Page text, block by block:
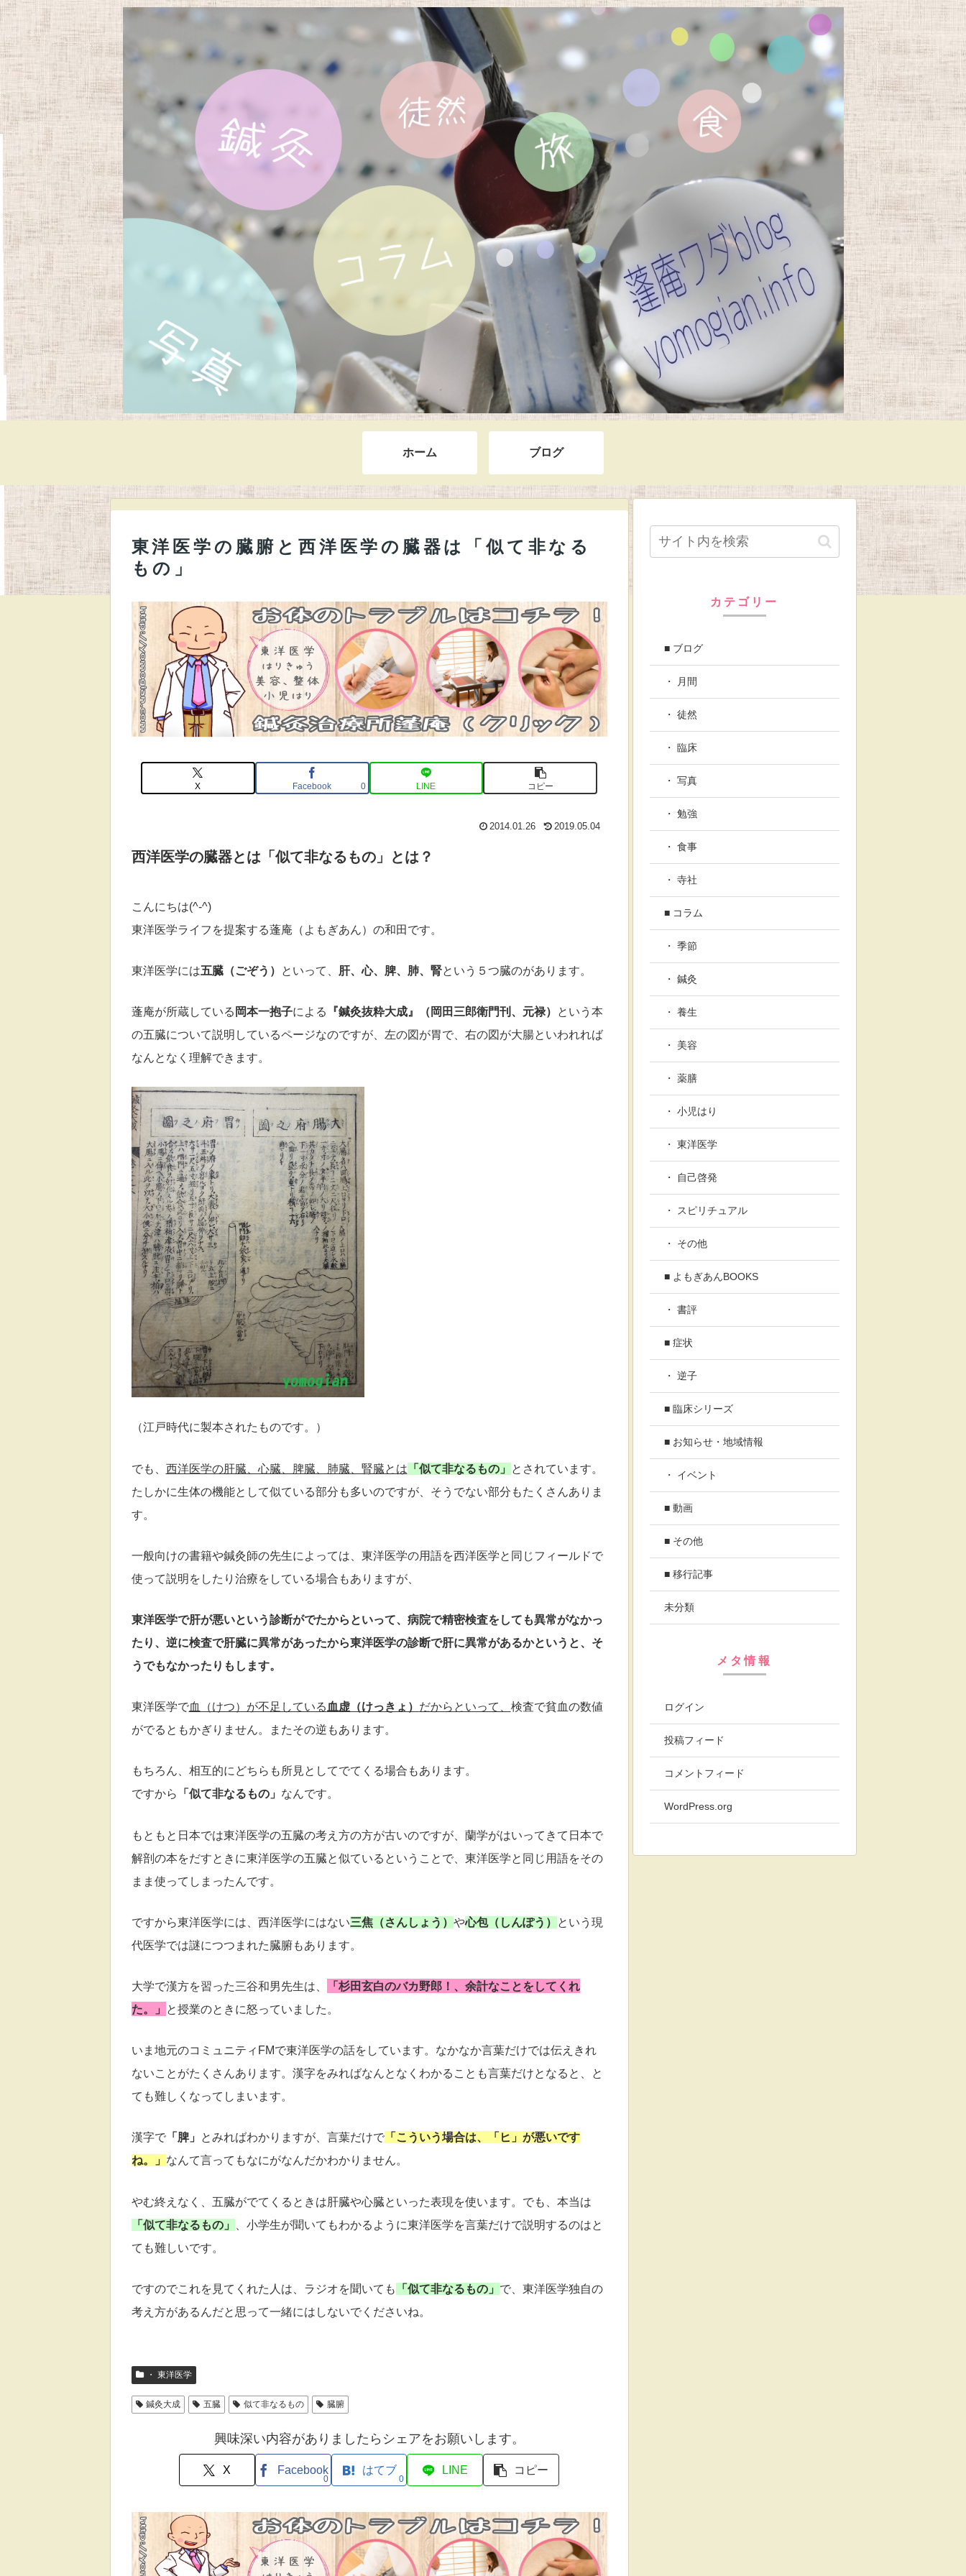
ホーム ブログ
東洋医学の臓腑と西洋医学の臓器は「似て非なる
もの」
X Facebook 0 LINE コピー
2014.01.26 2019.05.04
西洋医学の臓器とは「似て非なるもの」とは？
こんにちは(^-^)
東洋医学ライフを提案する蓬庵（よもぎあん）の和田です。
東洋医学には五臓（ごぞう） といって、 肝、心、脾、肺、腎という５つ臓のがあります。
蓬庵が所蔵している 岡本一抱子による 『鍼灸抜粋大成』（岡田三郎衛門刊、元禄）
という本
の五臓について説明しているページなのですが、 左の図が胃で、右の図が大腸といわれれば
なんとなく理解できます。
（江戸時代に製本されたものです。）
でも、 西洋医学の肝臓、心臓、脾臓、肺臓、腎臓とは 「 似て非なるもの」
とされています。
たしかに生体の機能として似ている部分も多いのですが、 そうでない部分もたくさんありま
す。
一般向けの書籍や鍼灸師の先生によっては、 東洋医学の用語を西洋医学と同じフィールドで
使って説明をしたり 治療をしている場合もありますが、
東洋医学で肝が悪いという診断がでたからといって、 病院で精密検査をしても異常がなかっ
たり、 逆に検査で肝臓に異常があったから東洋医学の診断で肝に異常があるかというと、そ
うでもなかったりもします。
東洋医学で血（けつ）が不足している 血虚（けっきょ） だからといって、 検査で貧血の数値
がでるともかぎりません。
またその逆もあります。
もちろん、相互的にどちらも所見としてでてくる場合もあります。
ですから 「似て非なるもの」 なんです。
もともと日本では東洋医学の五臓の考え方の方が古いのですが、 蘭学がはいってきて日本で
解剖の本をだすときに東洋医学の五臓と似ているということで、 東洋医学と同じ用語をその
まま使ってしまったんです。
ですから東洋医学には、 西洋医学にはない三焦（さんしょう） や心包（しんぽう）
という現
代医学では謎につつまれた臓腑もあります。
大学で漢方を習った三谷和男先生は、
「杉田玄白のバカ野郎！、余計なことをしてくれ
た。」
と授業のときに怒っていました。
いま地元のコミュニティFMで東洋医学の話をしています。 なかなか言葉だけでは伝えきれ
ないことがたくさんあります。 漢字をみればなんとなくわかることも言葉だけとなると、
と
ても難しくなってしまいます。
漢字で「脾」 とみればわかりますが、 言葉だけで「こういう場合は、「ヒ」が悪いです
ね。」 なんて言ってもなにがなんだかわかりません。
やむ終えなく、五臓がでてくるときは 肝臓や心臓といった表現を使います。 でも、本当は
「似て非なるもの」
、小学生が聞いてもわかるように東洋医学を言葉だけで説明するのはと
ても難しいです。
ですのでこれを見てくれた人は、 ラジオを聞いても 「似て非なるもの」 で、東洋医学独自の
考え方があるんだと思って一緒にはしないでくださいね。
・ 東洋医学
鍼灸大成 五臓 似て非なるもの 臓腑
興味深い内容がありましたらシェアをお願いします。
X Facebook
0
はてブ
0
LINE コピー
カテゴリー
■ ブログ
・ 月間
・ 徒然
・ 臨床
・ 写真
・ 勉強
・ 食事
・ 寺社
■ コラム
・ 季節
・ 鍼灸
・ 養生
・ 美容
・ 薬膳
・ 小児はり
・ 東洋医学
・ 自己啓発
・ スピリチュアル
・ その他
■ よもぎあんBOOKS
・ 書評
■ 症状
・ 逆子
■ 臨床シリーズ
■ お知らせ・地域情報
・ イベント
■ 動画
■ その他
■ 移行記事
未分類
メタ情報
ログイン
投稿フィード
コメントフィード
WordPress.org